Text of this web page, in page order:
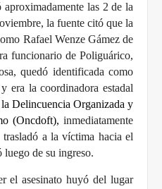
las 2 de la
la fuente citó que la
Rafael Wenze Gámez de
funcionario de Poliguárico,
quedó identificada como
era la coordinadora estadal
Delincuencia Organizada y
(Oncdoft), inmediatamente
a la víctima hacia el
de su ingreso.
el asesinato huyó del lugar